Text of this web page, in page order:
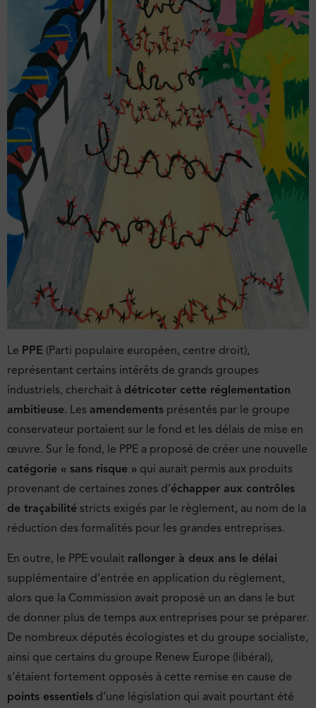
Le PPE (Parti populaire européen, centre droit),
représentant certains intérêts de grands groupes
industriels, cherchait à détricoter cette réglementation
ambitieuse. Les amendements présentés par le groupe
conservateur portaient sur le fond et les délais de mise en
œuvre. Sur le fond, le PPE a proposé de créer une nouvelle
catégorie « sans risque » qui aurait permis aux produits
provenant de certaines zones d’échapper aux contrôles
de traçabilité stricts exigés par le règlement, au nom de la
réduction des formalités pour les grandes entreprises.
En outre, le PPE voulait rallonger à deux ans le délai
supplémentaire d’entrée en application du règlement,
alors que la Commission avait proposé un an dans le but
de donner plus de temps aux entreprises pour se préparer.
De nombreux députés écologistes et du groupe socialiste,
ainsi que certains du groupe Renew Europe (libéral),
s’étaient fortement opposés à cette remise en cause de
points essentiels d’une législation qui avait pourtant été